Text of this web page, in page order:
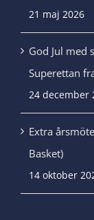
21 maj 2026
God Jul med
Superettan
24 december
Extra
Basket)
14 oktober